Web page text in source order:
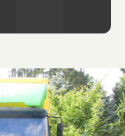
herunder
Vi sørger altid
processen.